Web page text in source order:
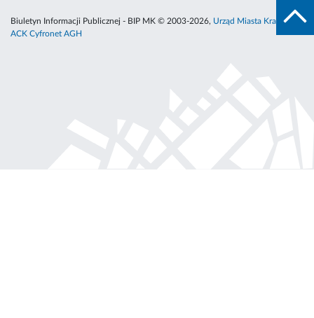
Biuletyn Informacji Publicznej - BIP MK © 2003-2026, Urząd Miasta Krakowa
ACK Cyfronet AGH